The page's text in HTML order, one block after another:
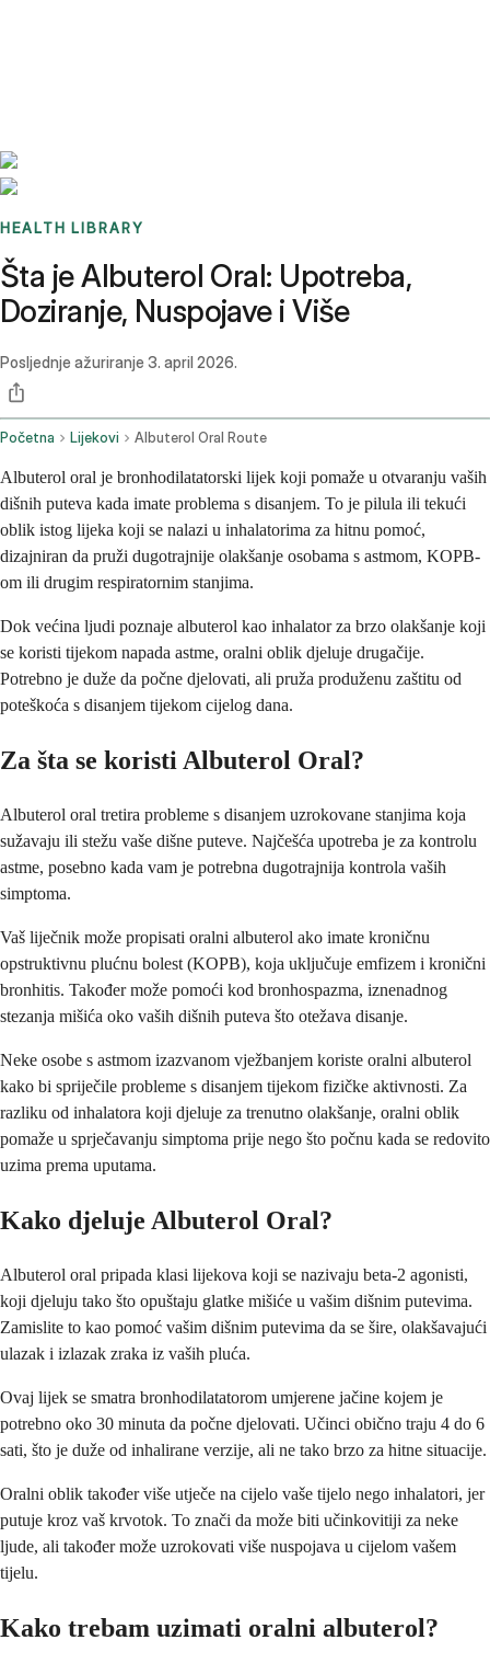
HEALTH LIBRARY
Šta je Albuterol Oral: Upotreba,
Doziranje, Nuspojave i Više
Posljednje ažuriranje 3. april 2026.
Početna Lijekovi Albuterol Oral Route
Albuterol oral je bronhodilatatorski lijek koji pomaže u otvaranju vaših
dišnih puteva kada imate problema s disanjem. To je pilula ili tekući
oblik istog lijeka koji se nalazi u inhalatorima za hitnu pomoć,
dizajniran da pruži dugotrajnije olakšanje osobama s astmom, KOPB-
om ili drugim respiratornim stanjima.
Dok većina ljudi poznaje albuterol kao inhalator za brzo olakšanje koji
se koristi tijekom napada astme, oralni oblik djeluje drugačije.
Potrebno je duže da počne djelovati, ali pruža produženu zaštitu od
poteškoća s disanjem tijekom cijelog dana.
Za šta se koristi Albuterol Oral?
Albuterol oral tretira probleme s disanjem uzrokovane stanjima koja
sužavaju ili stežu vaše dišne puteve. Najčešća upotreba je za kontrolu
astme, posebno kada vam je potrebna dugotrajnija kontrola vaših
simptoma.
Vaš liječnik može propisati oralni albuterol ako imate kroničnu
opstruktivnu plućnu bolest (KOPB), koja uključuje emfizem i kronični
bronhitis. Također može pomoći kod bronhospazma, iznenadnog
stezanja mišića oko vaših dišnih puteva što otežava disanje.
Neke osobe s astmom izazvanom vježbanjem koriste oralni albuterol
kako bi spriječile probleme s disanjem tijekom fizičke aktivnosti. Za
razliku od inhalatora koji djeluje za trenutno olakšanje, oralni oblik
pomaže u sprječavanju simptoma prije nego što počnu kada se redovito
uzima prema uputama.
Kako djeluje Albuterol Oral?
Albuterol oral pripada klasi lijekova koji se nazivaju beta-2 agonisti,
koji djeluju tako što opuštaju glatke mišiće u vašim dišnim putevima.
Zamislite to kao pomoć vašim dišnim putevima da se šire, olakšavajući
ulazak i izlazak zraka iz vaših pluća.
Ovaj lijek se smatra bronhodilatatorom umjerene jačine kojem je
potrebno oko 30 minuta da počne djelovati. Učinci obično traju 4 do 6
sati, što je duže od inhalirane verzije, ali ne tako brzo za hitne situacije.
Oralni oblik također više utječe na cijelo vaše tijelo nego inhalatori, jer
putuje kroz vaš krvotok. To znači da može biti učinkovitiji za neke
ljude, ali također može uzrokovati više nuspojava u cijelom vašem
tijelu.
Kako trebam uzimati oralni albuterol?